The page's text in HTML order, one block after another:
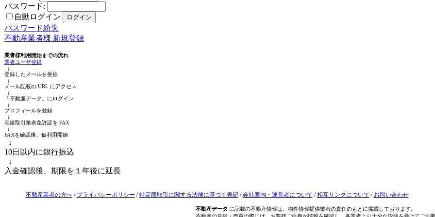
パスワード:
自動ログイン
パスワード紛失
不動産業者様 新規登録
業者様利用開始までの流れ
業者ユーザ登録
↓
登録したメールを受信
↓
メール記載の URL にアクセス
↓
「不動産データ」にログイン
↓
プロフィールを登録
↓
宅建取引業者免許証を FAX
↓
FAXを確認後、仮利用開始
↓
10日以内に銀行振込
↓
入金確認後、期限を１年後に延長
不動産業者の方へ/ プライバシーポリシー /特定商取引に関する法律に基づく表記/会社案内・運営者について /相互リンクについて / お問い合わせ
不動産データ に記載の不動産情報は、物件情報提供業者の責任のもとに掲載しております。